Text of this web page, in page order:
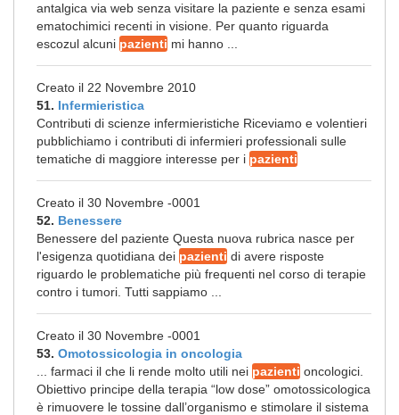
antalgica via web senza visitare la paziente e senza esami
ematochimici recenti in visione. Per quanto riguarda
escozul alcuni pazienti mi hanno ...
Creato il 22 Novembre 2010
51. Infermieristica
Contributi di scienze infermieristiche Riceviamo e volentieri
pubblichiamo i contributi di infermieri professionali sulle
tematiche di maggiore interesse per i pazienti
Creato il 30 Novembre -0001
52. Benessere
Benessere del paziente Questa nuova rubrica nasce per
l'esigenza quotidiana dei pazienti di avere risposte
riguardo le problematiche più frequenti nel corso di terapie
contro i tumori. Tutti sappiamo ...
Creato il 30 Novembre -0001
53. Omotossicologia in oncologia
... farmaci il che li rende molto utili nei pazienti oncologici.
Obiettivo principe della terapia “low dose” omotossicologica
è rimuovere le tossine dall’organismo e stimolare il sistema